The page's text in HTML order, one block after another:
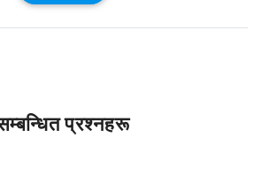
प्रश्नहरू